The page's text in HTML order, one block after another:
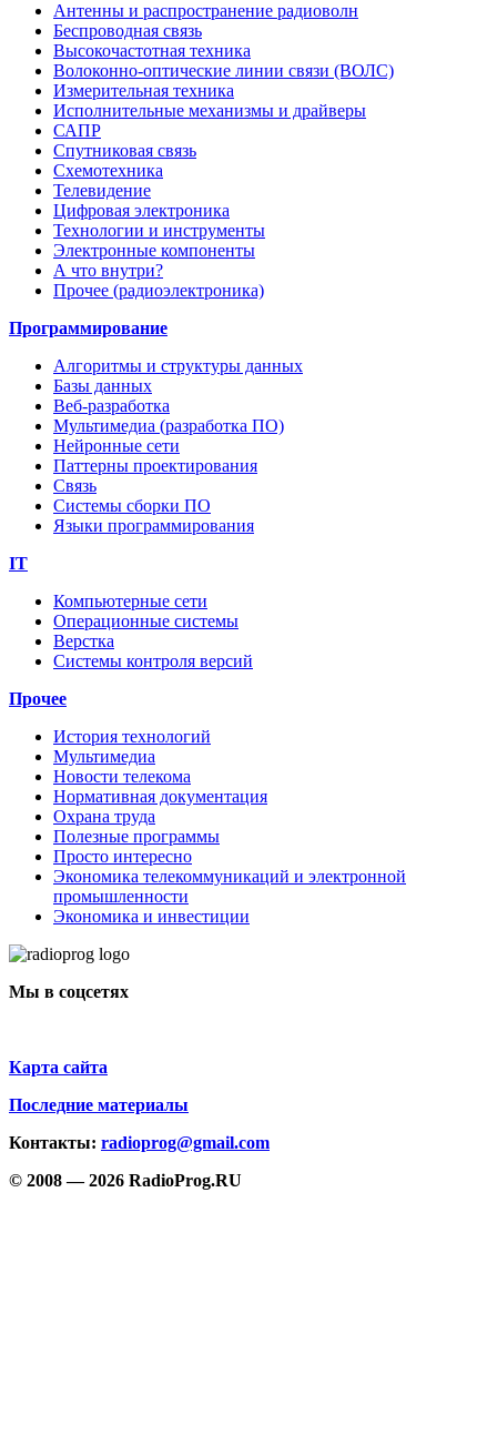
Антенны и распространение радиоволн
Беспроводная связь
Высокочастотная техника
Волоконно-оптические линии связи (ВОЛС)
Измерительная техника
Исполнительные механизмы и драйверы
САПР
Спутниковая связь
Схемотехника
Телевидение
Цифровая электроника
Технологии и инструменты
Электронные компоненты
А что внутри?
Прочее (радиоэлектроника)
Программирование
Алгоритмы и структуры данных
Базы данных
Веб-разработка
Мультимедиа (разработка ПО)
Нейронные сети
Паттерны проектирования
Связь
Системы сборки ПО
Языки программирования
IT
Компьютерные сети
Операционные системы
Верстка
Системы контроля версий
Прочее
История технологий
Мультимедиа
Новости телекома
Нормативная документация
Охрана труда
Полезные программы
Просто интересно
Экономика телекоммуникаций и электронной
промышленности
Экономика и инвестиции
Мы в соцсетях
Карта сайта
Последние материалы
Контакты: radioprog@gmail.com
© 2008 — 2026 RadioProg.RU